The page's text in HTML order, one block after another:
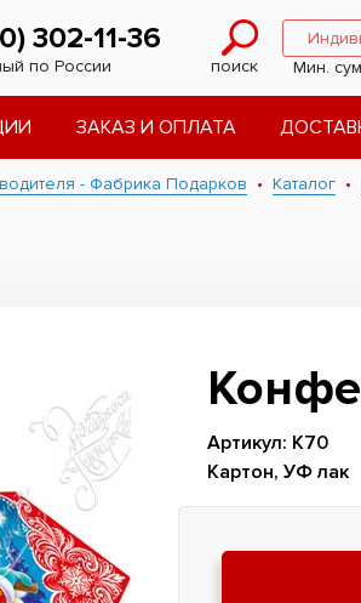
302-11-36
по России поиск
Мин.
ЗАКАЗ И ОПЛАТА
- Фабрика Подарков Каталог
Артикул: К70
Картон, УФ лак